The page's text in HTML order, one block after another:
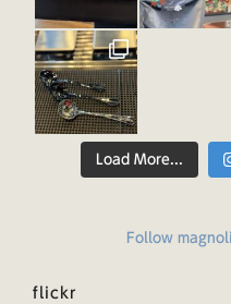
Load More...
Follow
flickr